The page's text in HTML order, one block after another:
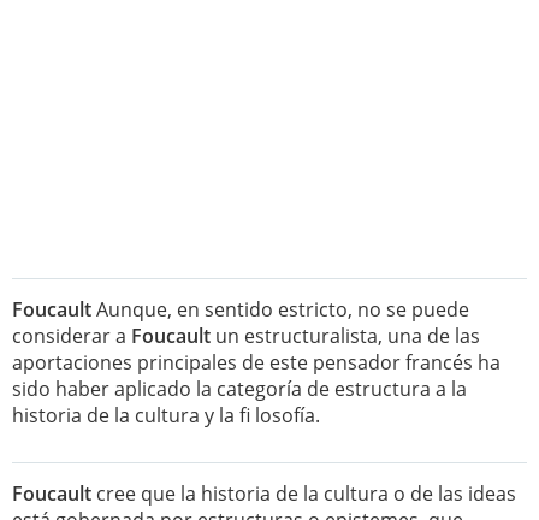
FoucaultAunque, en sentido estricto, no se puede
considerar a Foucault un estructuralista, una de las
aportaciones principales de este pensador francés ha
sido haber aplicado la categoría de estructura a la
historia de la cultura y la fi losofía.
Foucault cree que la historia de la cultura o de las ideas